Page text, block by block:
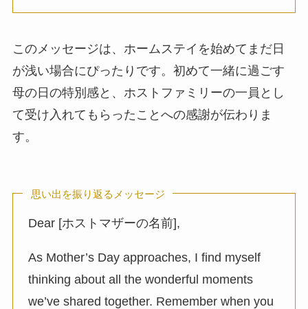
このメッセージは、ホームステイを始めてまだ日
が浅い場合にぴったりです。初めて一緒に過ごす
母の日の特別感と、ホストファミリーの一員とし
て受け入れてもらったことへの感謝が伝わりま
す。
思い出を振り返るメッセージ
Dear [ホストマザーの名前],
As Mother’s Day approaches, I find myself
thinking about all the wonderful moments
we’ve shared together. Remember when you